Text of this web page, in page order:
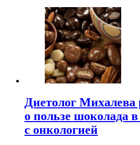
Диетолог Михалева
о пользе шоколада в
с онкологией